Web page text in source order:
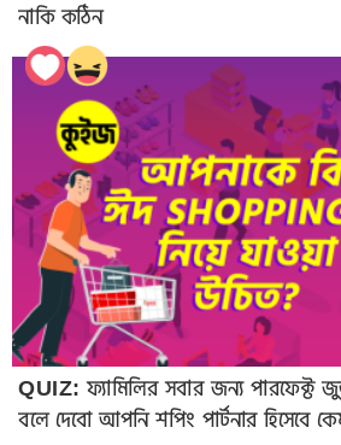
নাকি কঠিন
QUIZ: ফ্যামিলির সবার জন্য পারফেক্ট
বলে দেবো আপনি শপিং পার্টনার হিসেবে